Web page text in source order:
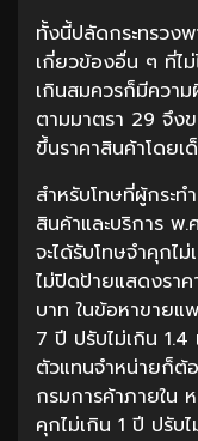
ทั้งนี้ปลัดกระทรวง
เกี่ยวข้องอื่น ๆ ที่ไ
เกินสมควรก็มีควา
ตามมาตรา 29 จึง
ขึ้นราคาสินค้าโดยเ
สำหรับโทษที่ผู้กระ
สินค้าและบริการ พ
จะได้รับโทษจำคุกไ
ไม่ปิดป้ายแสดงรา
บาท ในข้อหาขายแ
7 ปี ปรับไม่เกิน 1.4
ตัวแทนจำหน่ายก็ต้
กรมการค้าภายใน
คุกไม่เกิน 1 ปี ปรับ